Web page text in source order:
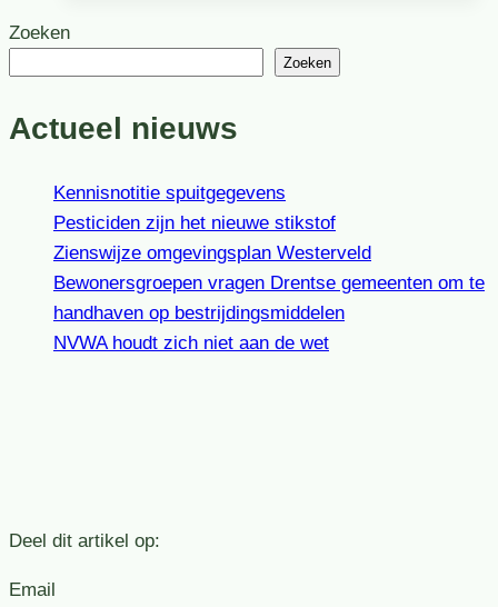
Zoeken
Zoeken
Actueel nieuws
Kennisnotitie spuitgegevens
Pesticiden zijn het nieuwe stikstof
Zienswijze omgevingsplan Westerveld
Bewonersgroepen vragen Drentse gemeenten om te
handhaven op bestrijdingsmiddelen
NVWA houdt zich niet aan de wet
Deel dit artikel op:
Email